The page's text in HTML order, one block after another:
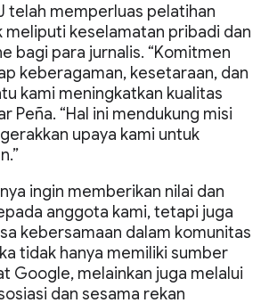
telah memperluas pelatihan
meliputi keselamatan pribadi dan
bagi para jurnalis. “Komitmen
keberagaman, kesetaraan, dan
kami meningkatkan kualitas
Peña. “Hal ini mendukung misi
upaya kami untuk
ingin memberikan nilai dan
anggota kami, tetapi juga
kebersamaan dalam komunitas
tidak hanya memiliki sumber
Google, melainkan juga melalui
dan sesama rekan